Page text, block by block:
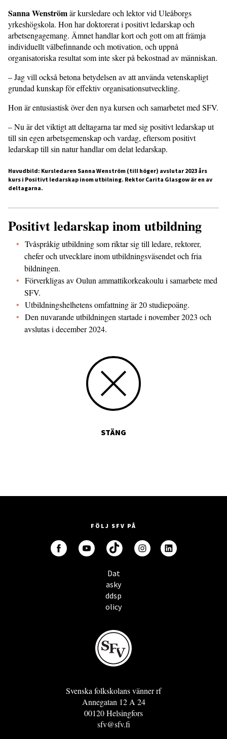
Sanna Wenströmär kursledare och lektor vid Uleåborgs
yrkeshögskola. Hon har doktorerat i positivt ledarskap och
arbetsengagemang. Ämnet handlar kort och gott om att främja
individuellt välbefinnande och motivation, och uppnå
organisatoriska resultat som inte sker på bekostnad av människan.
– Jag vill också betona betydelsen av att använda vetenskapligt
grundad kunskap för effektiv organisationsutveckling.
Hon är entusiastisk över den nya kursen och samarbetet med SFV.
– Nu är det viktigt att deltagarna tar med sig positivt ledarskap ut
till sin egen arbetsgemenskap och vardag, eftersom positivt
ledarskap till sin natur handlar om delat ledarskap.
Huvudbild: Kursledaren Sanna Wenström (till höger) avslutar 2023 års
kurs i Positivt ledarskap inom utbilning. Rektor Carita Glasgow är en av
deltagarna.
Positivt ledarskap inom utbildning
Tvåspråkig utbildning som riktar sig till ledare, rektorer,
chefer och utvecklare inom utbildnings­väsendet och fria
bildningen.
Förverkligas av Oulun ammatti­korkeakoulu i samarbete med
SFV.
Utbildningshelhetens omfattning är 20 studiepoäng.
Den nuvarande utbildningen startade i november 2023 och
avslutas i december 2024.
STÄNG
FÖLJ SFV PÅ
Dat
asky
ddsp
olicy
Svenska folkskolans vänner rf
Annegatan 12 A 24
00120 Helsingfors
sfv@sfv.fi